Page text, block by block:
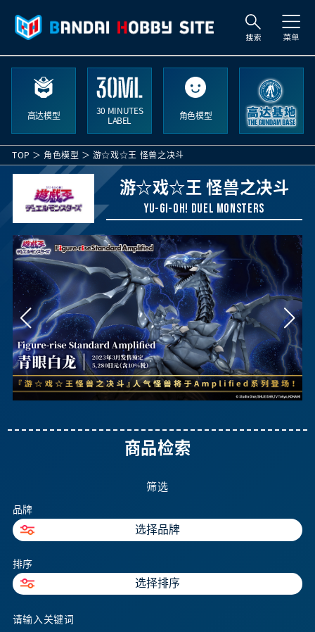
索
高达模型
30 MINUTES
LABEL
角色模型
TOP 角色模型 游☆戏☆王 怪兽之决斗
游☆戏☆王 怪兽之决斗
YU-GI-OH! DUEL MONSTERS
商品检索
筛选
品牌
选择品牌
排序
选择排序
请输入关键词